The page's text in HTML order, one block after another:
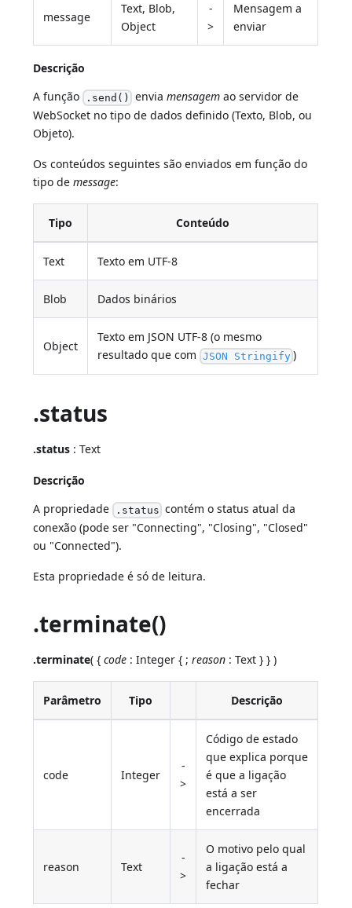
message
Text, Blob,
Object
-
>
Mensagem a
enviar
Descrição
A função .send() envia mensagemao servidor de
WebSocket no tipo de dados definido (Texto, Blob, ou
Objeto).
Os conteúdos seguintes são enviados em função do
tipo demessage:
Tipo Conteúdo
Text Texto em UTF-8
Blob Dados binários
Object
Texto em JSON UTF-8 (o mesmo
resultado que com JSON Stringify )
.status
.status : Text
Descrição
A propriedade .status contém o status atual da
conexão (pode ser "Connecting", "Closing", "Closed"
ou "Connected").
Esta propriedade é só de leitura.
.terminate()
.terminate( {code : Integer { ;reason : Text } } )
Parâmetro Tipo Descrição
code Integer
-
>
Código de estado
que explica porque
é que a ligação
está a ser
encerrada
reason Text
-
>
O motivo pelo qual
a ligação está a
fechar